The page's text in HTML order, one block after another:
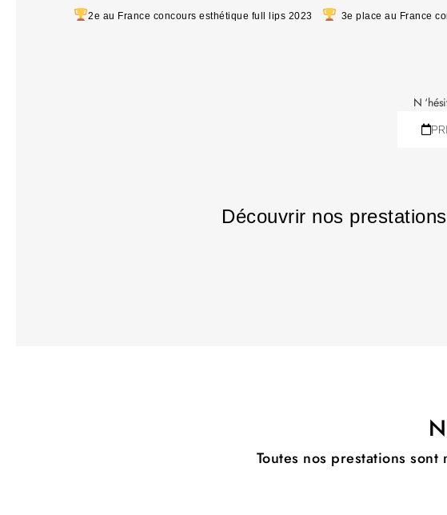
2e au France concours esthétique full lips 2023 3e place au France
N
Découvrir nos
Toutes nos prestations